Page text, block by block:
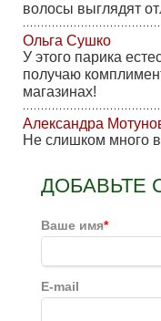
волосы выглядят
Ольга Сушко
У этого парика
получаю
магазинах!
Александра
Не слишком много
ДОБАВЬТЕ
Ваше имя*
E-mail